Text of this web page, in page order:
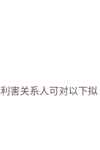
害关系人可对以下拟